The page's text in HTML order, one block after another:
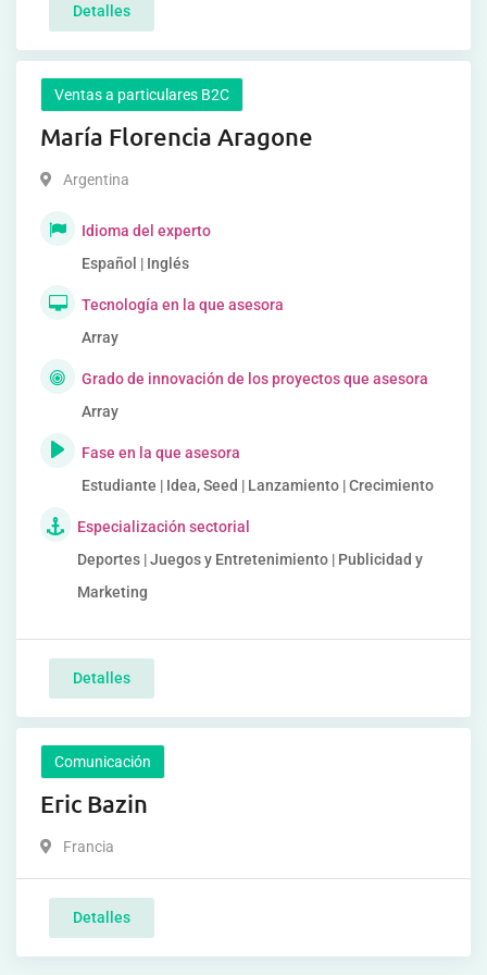
Detalles
Ventas a particulares B2C
María Florencia Aragone
Argentina
Idioma del experto
Español | Inglés
Tecnología en la que asesora
Array
Grado de innovación de los proyectos que asesora
Array
Fase en la que asesora
Estudiante | Idea, Seed | Lanzamiento | Crecimiento
Especialización sectorial
Deportes | Juegos y Entretenimiento | Publicidad y
Marketing
Detalles
Comunicación
Eric Bazin
Francia
Detalles